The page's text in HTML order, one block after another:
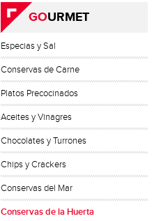
GOURMET
Especias y Sal
Conservas de Carne
Platos Precocinados
Aceites y Vinagres
Chocolates y Turrones
Chips y Crackers
Conservas del Mar
Conservas de la Huerta